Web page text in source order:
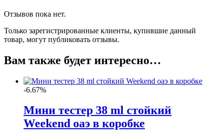
Отзывов пока нет.
Только зарегистрированные клиенты, купившие данный
товар, могут публиковать отзывы.
Вам также будет интересно…
-6.67%
Мини тестер 38 ml стойкий
Weekend оаэ в коробке